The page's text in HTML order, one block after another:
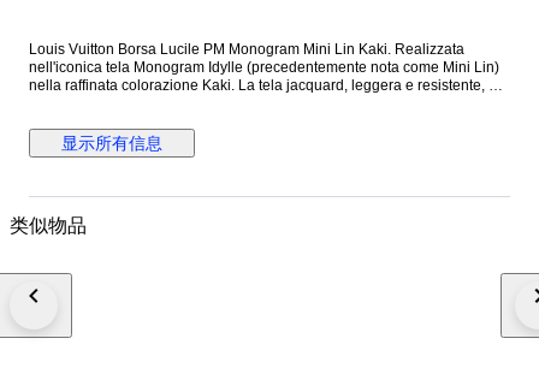
Louis Vuitton Borsa Lucile PM Monogram Mini Lin Kaki. Realizzata
nell'iconica tela Monogram Idylle (precedentemente nota come Mini Lin)
nella raffinata colorazione Kaki. La tela jacquard, leggera e resistente, è
indirizzo (tag) in pelle rimovibile con logo stampato a caldo. Chiusura
superiore con zip per la massima sicurezza. Ampio scomparto principale
lievi segni di usura sugli angoli Misure: 29 x 20 x 9,5 cm, luce manico 21
显示所有信息
类似物品